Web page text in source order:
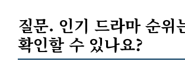
질문. 인기 드라마 순위
확인할 수 있나요?